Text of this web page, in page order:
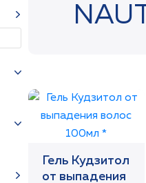
Гель Кудзитол
от выпадения